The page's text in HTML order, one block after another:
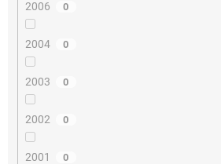
2006 0
2004 0
2003 0
2002 0
2001 0